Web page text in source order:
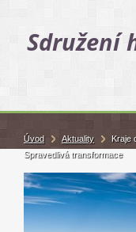
Sdružení
Úvod Aktuality
Kraje
Spravedlivá transformace